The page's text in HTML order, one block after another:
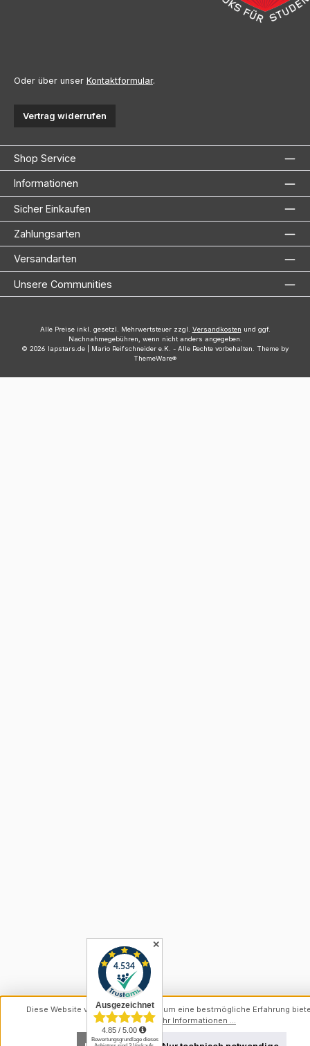
Oder über unser Kontaktformular.
Vertrag widerrufen
Shop Service
Informationen
Sicher Einkaufen
Zahlungsarten
Versandarten
Unsere Communities
Alle Preise inkl. gesetzl. Mehrwertsteuer zzgl. Versandkosten und ggf.
Nachnahmegebühren, wenn nicht anders angegeben.
© 2026 lapstars.de | Mario Reifschneider e.K. - Alle Rechte vorbehalten. Theme by
ThemeWare®
✕
Diese Website verwendet Cookies, um eine bestmögliche Erfahrung
können.Mehr Informationen ...